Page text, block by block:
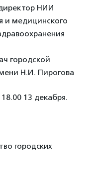
НИИ
и медицинского
городской
Н.И. Пирогова
13 декабря.
городских